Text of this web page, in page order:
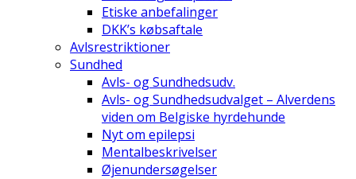
Etiske anbefalinger
DKK’s købsaftale
Avlsrestriktioner
Sundhed
Avls- og Sundhedsudv.
Avls- og Sundhedsudvalget – Alverdens
viden om Belgiske hyrdehunde
Nyt om epilepsi
Mentalbeskrivelser
Øjenundersøgelser